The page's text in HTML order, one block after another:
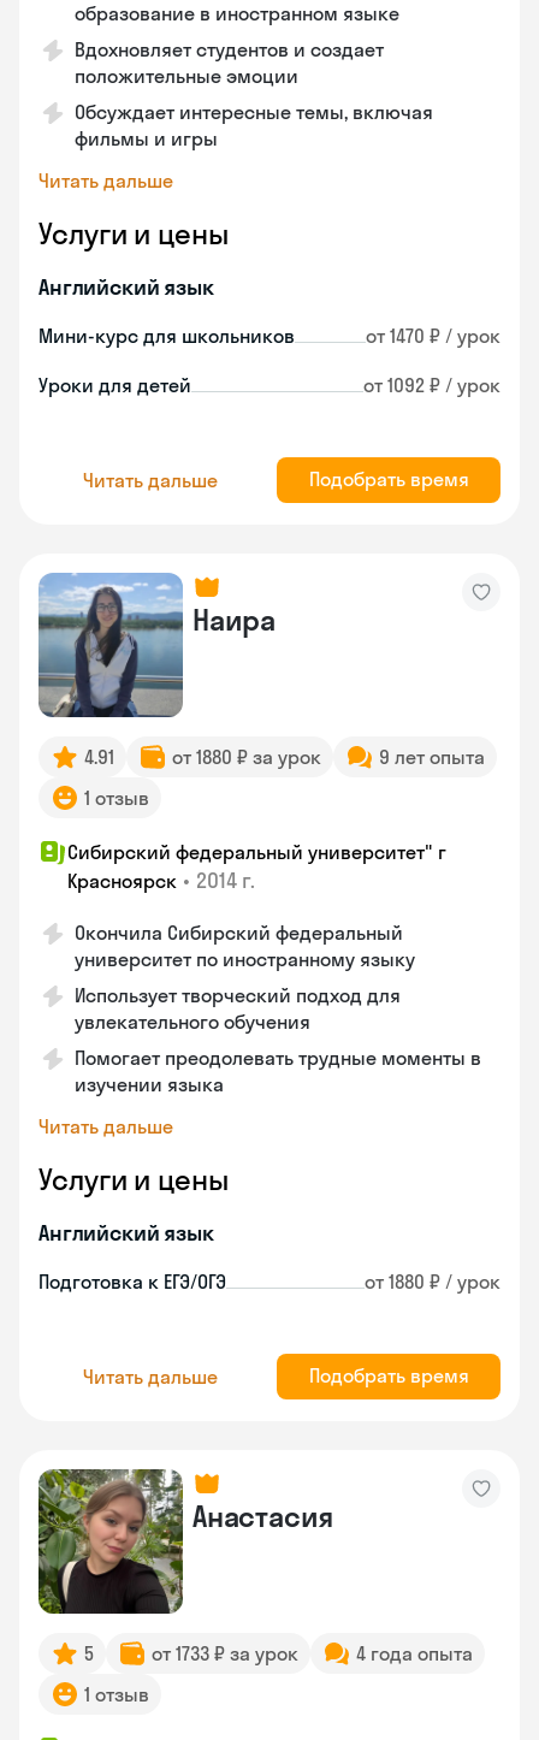
образование в иностранном языке
Вдохновляет студентов и создает
положительные эмоции
Обсуждает интересные темы, включая
фильмы и игры
Читать дальше
Услуги и цены
Английский язык
Мини-курс для школьников от 1470 ₽ / урок
Уроки для детей от 1092 ₽ / урок
Читать дальше Подобрать время
Наира
4.91 от 1880 ₽ за урок
9 лет опыта
1 отзыв
Сибирский федеральный университет" г
Красноярск • 2014 г.
Окончила Сибирский федеральный
университет по иностранному языку
Использует творческий подход для
увлекательного обучения
Помогает преодолевать трудные моменты в
изучении языка
Читать дальше
Услуги и цены
Английский язык
Подготовка к ЕГЭ/ОГЭ от 1880 ₽ / урок
Читать дальше Подобрать время
Анастасия
5 от 1733 ₽ за урок
4 года опыта
1 отзыв